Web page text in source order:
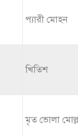
প্যারী মোহন
খিতিশ
মৃত ভোলা